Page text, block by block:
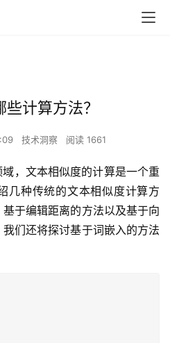
计算方法？
技术洞察 阅读 1661
，文本相似度的计算是一个重
几种传统的文本相似度计算方
于编辑距离的方法以及基于向
们还将探讨基于词嵌入的方法